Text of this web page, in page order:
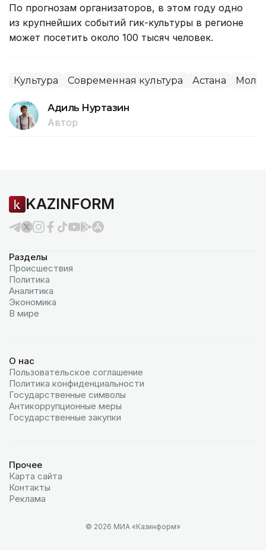
По прогнозам организаторов, в этом году одно
из крупнейших событий гик-культуры в регионе
может посетить около 100 тысяч человек.
Культура Современная культура Астана
Адиль Нуртазин
Автор
KAZINFORM
Разделы
Происшествия
Политика
Аналитика
Экономика
В мире
О нас
Пользовательское соглашение
Политика конфиденциальности
Государственные символы
Антикоррупционные меры
Государственные закупки
Прочее
Карта сайта
Контакты
Реклама
© 2026 МИА «Казинформ»